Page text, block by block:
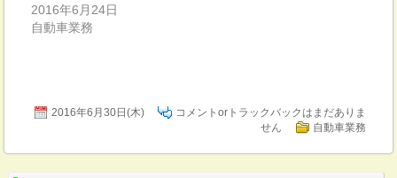
2016年6月24日
自動車業務
2016年6月30日(木)
コメントorトラックバックはまだありま
せん
自動車業務